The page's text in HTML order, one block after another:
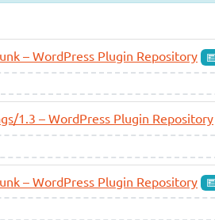
– WordPress Plugin Repository
1.3 – WordPress Plugin Repository
– WordPress Plugin Repository